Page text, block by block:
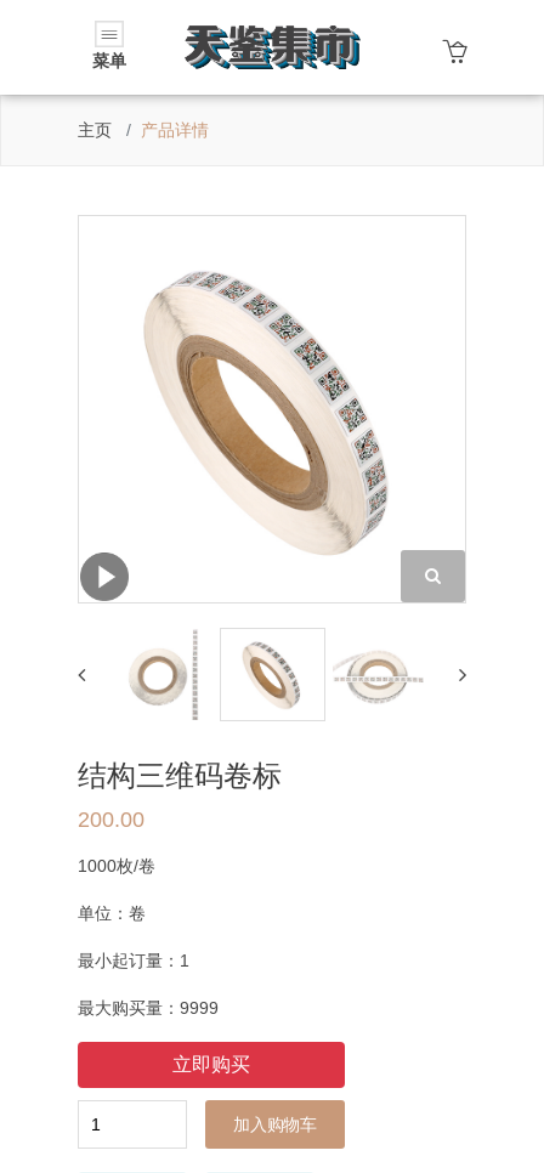
菜单
主页 产品详情
结构三维码卷标
200.00
1000枚/卷
单位： 卷
最小起订量： 1
最大购买量： 9999
加入购物车